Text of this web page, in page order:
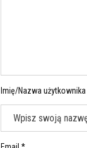
Imię/Nazwa